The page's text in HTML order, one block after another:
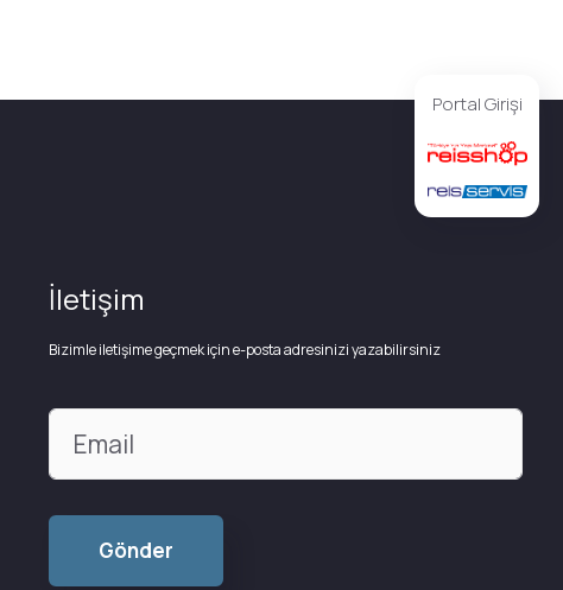
Portal Girişi
İletişim
Bizimle iletişime geçmek için e-posta adresinizi yazabilirsiniz